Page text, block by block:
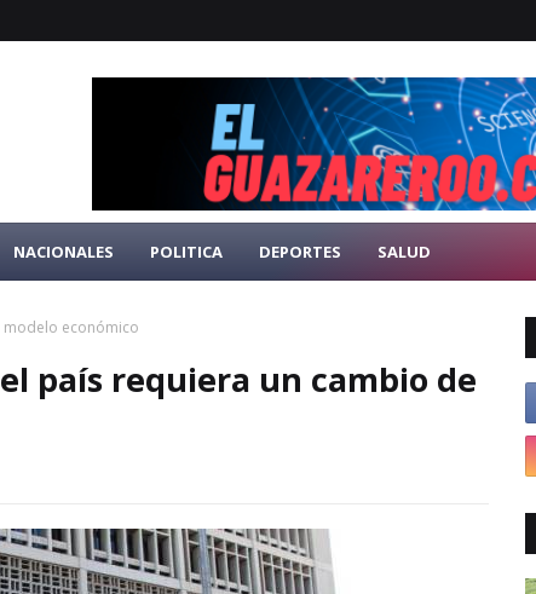
NACIONALES POLITICA DEPORTES SALUD
modelo económico
país requiera un cambio de